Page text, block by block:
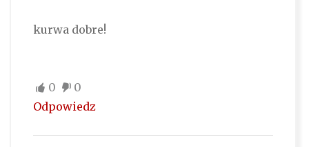
kurwa dobre!
0
0
Odpowiedz